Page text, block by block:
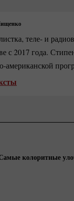
теле- и
с 2017 года.
американской
во время
процессы
‌колоритные‌